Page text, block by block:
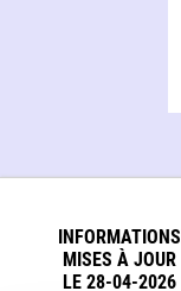
INFORMATIONS
MISES À JOUR
LE 28-04-2026